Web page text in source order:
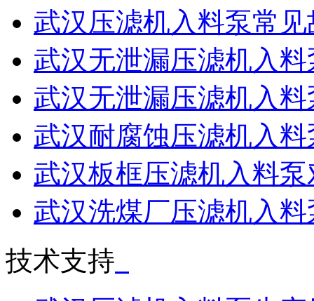
武汉压滤机入料泵常见
武汉无泄漏压滤机入料
武汉无泄漏压滤机入料
武汉耐腐蚀压滤机入料
武汉板框压滤机入料泵
武汉洗煤厂压滤机入料
技术支持